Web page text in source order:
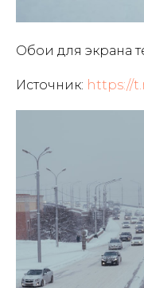
Обои для экрана
Источник: https://